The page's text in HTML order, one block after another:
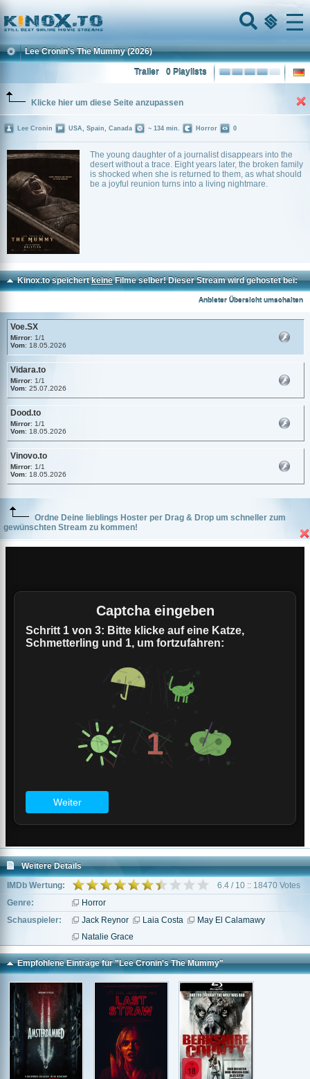
Home
Menu
Lee Cronin's The Mummy (2026)
0 Playlists
Trailer
Klicke hier um diese Seite anzupassen
The young daughter of a journalist disappears into the
desert without a trace. Eight years later, the broken family
is shocked when she is returned to them, as what should
be a joyful reunion turns into a living nightmare.
Lee Cronin USA, Spain, Canada ~ 134 min. Horror 0
Kinox.to speichertkeineFilme selber! Dieser Stream wird gehostet bei:
Anbieter Übersicht umschalten
Voe.SX
Mirror: 1/1
Vom: 18.05.2026
Vidara.to
Mirror: 1/1
Vom: 25.07.2026
Dood.to
Mirror: 1/1
Vom: 18.05.2026
Vinovo.to
Mirror: 1/1
Vom: 18.05.2026
Ordne Deine lieblings Hoster per Drag & Drop um schneller zum
gewünschten Stream zu kommen!
Weitere Details
IMDb Wertung:
6.4 / 10 :: 18470 Votes
Genre:
Horror
Schauspieler:
Jack Reynor Laia Costa
May El Calamawy
Natalie Grace
Empfohlene Einträge für "Lee Cronin's The Mummy"